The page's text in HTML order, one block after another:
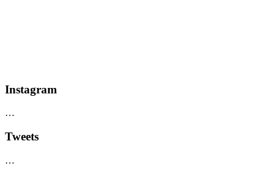
Instagram
…
Tweets
…